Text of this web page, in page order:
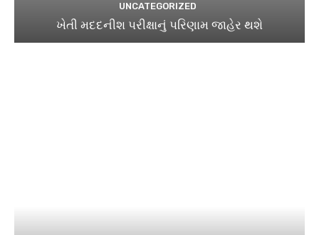
UNCATEGORIZED
ખેતી મદદનીશ પરીક્ષાનું પરિણામ જાહેર થશે